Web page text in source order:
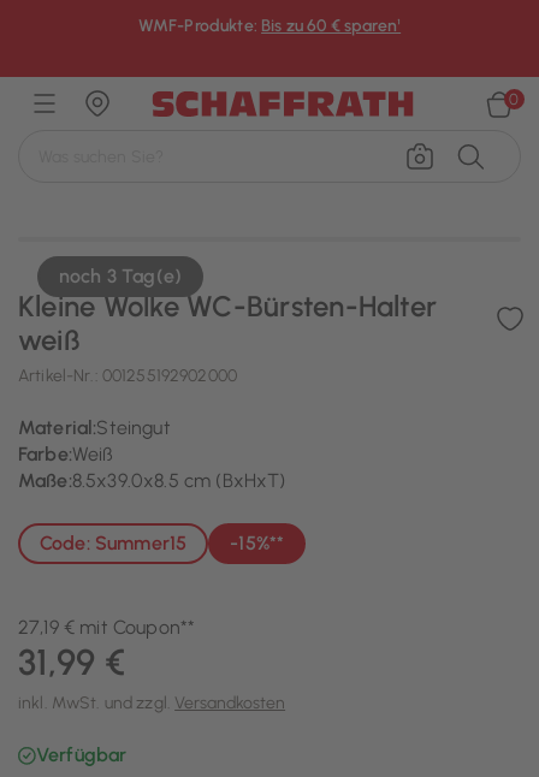
WMF-Produkte: Bis zu 60 € sparen¹
0
noch 3 Tag(e)
Kleine Wolke WC-Bürsten-Halter
weiß
Artikel-Nr.: 001255192902000
Material:Steingut
Farbe:Weiß
Maße:8.5x39.0x8.5 cm (BxHxT)
Code: Summer15 -15%**
27,19 € mit Coupon**
31,99 €
inkl. MwSt. und zzgl. Versandkosten
Verfügbar